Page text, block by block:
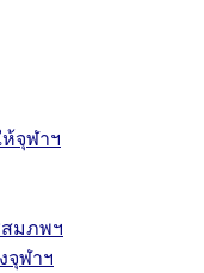
จุฬาฯ
มภพฯ
จุฬาฯ